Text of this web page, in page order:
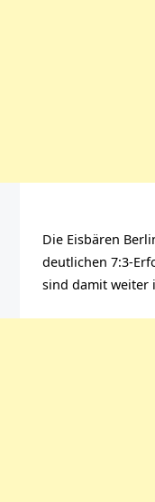
Die Eisbären
deutlichen 7:3-
sind damit weiter